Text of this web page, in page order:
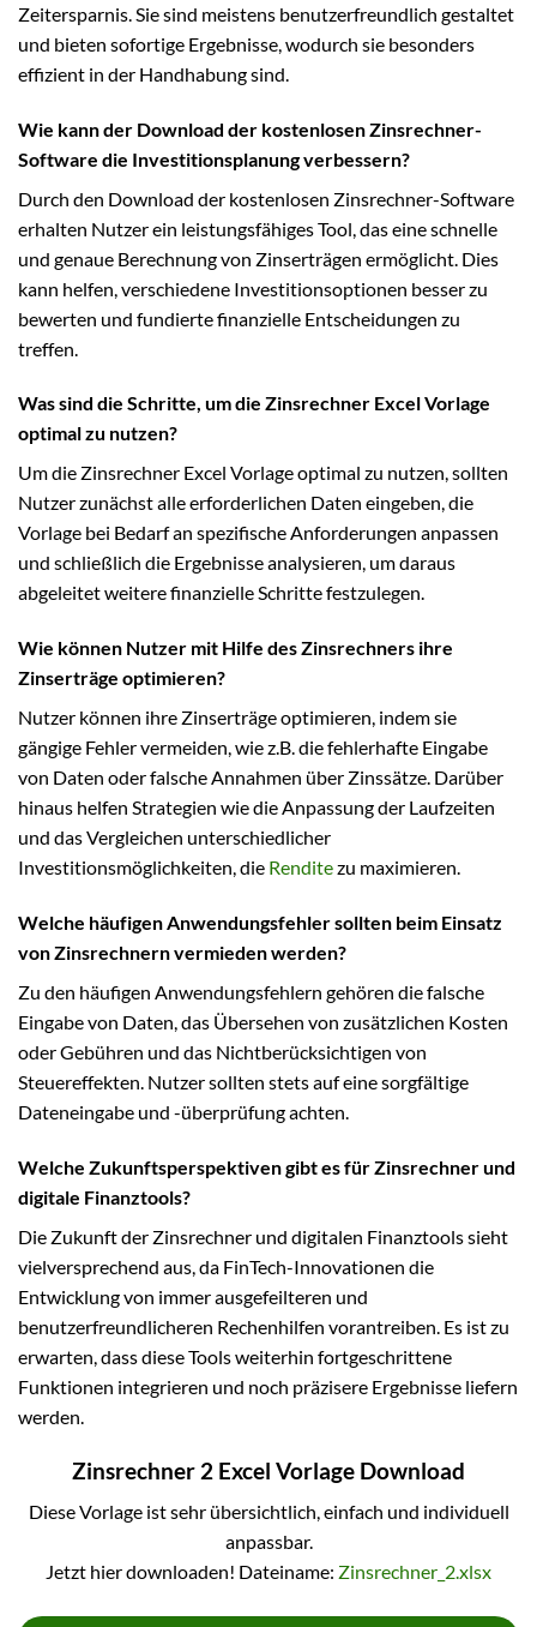
Zeitersparnis. Sie sind meistens benutzerfreundlich gestaltet
und bieten sofortige Ergebnisse, wodurch sie besonders
effizient in der Handhabung sind.
Wie kann der Download der kostenlosen Zinsrechner-
Software die Investitionsplanung verbessern?
Durch den Download der kostenlosen Zinsrechner-Software
erhalten Nutzer ein leistungsfähiges Tool, das eine schnelle
und genaue Berechnung von Zinserträgen ermöglicht. Dies
kann helfen, verschiedene Investitionsoptionen besser zu
bewerten und fundierte finanzielle Entscheidungen zu
treffen.
Was sind die Schritte, um die Zinsrechner Excel Vorlage
optimal zu nutzen?
Um die Zinsrechner Excel Vorlage optimal zu nutzen, sollten
Nutzer zunächst alle erforderlichen Daten eingeben, die
Vorlage bei Bedarf an spezifische Anforderungen anpassen
und schließlich die Ergebnisse analysieren, um daraus
abgeleitet weitere finanzielle Schritte festzulegen.
Wie können Nutzer mit Hilfe des Zinsrechners ihre
Zinserträge optimieren?
Nutzer können ihre Zinserträge optimieren, indem sie
gängige Fehler vermeiden, wie z.B. die fehlerhafte Eingabe
von Daten oder falsche Annahmen über Zinssätze. Darüber
hinaus helfen Strategien wie die Anpassung der Laufzeiten
und das Vergleichen unterschiedlicher
Investitionsmöglichkeiten, die Renditezu maximieren.
Welche häufigen Anwendungsfehler sollten beim Einsatz
von Zinsrechnern vermieden werden?
Zu den häufigen Anwendungsfehlern gehören die falsche
Eingabe von Daten, das Übersehen von zusätzlichen Kosten
oder Gebühren und das Nichtberücksichtigen von
Steuereffekten. Nutzer sollten stets auf eine sorgfältige
Dateneingabe und -überprüfung achten.
Welche Zukunftsperspektiven gibt es für Zinsrechner und
digitale Finanztools?
Die Zukunft der Zinsrechner und digitalen Finanztools sieht
vielversprechend aus, da FinTech-Innovationen die
Entwicklung von immer ausgefeilteren und
benutzerfreundlicheren Rechenhilfen vorantreiben. Es ist zu
erwarten, dass diese Tools weiterhin fortgeschrittene
Funktionen integrieren und noch präzisere Ergebnisse liefern
werden.
Zinsrechner 2 Excel Vorlage Download
Diese Vorlage ist sehr übersichtlich, einfach und individuell
anpassbar.
Jetzt hier downloaden! Dateiname: Zinsrechner_2.xlsx